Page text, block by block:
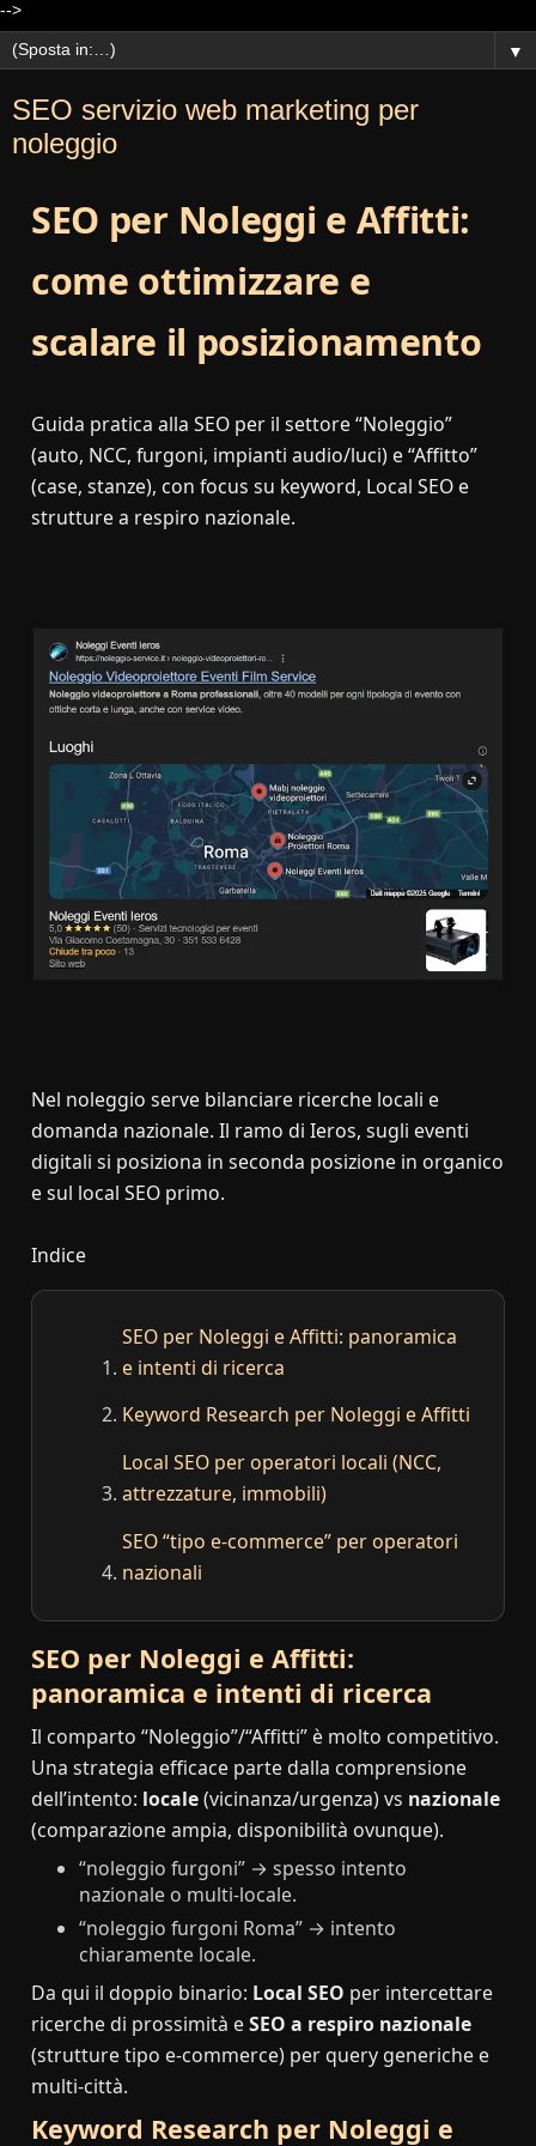
-->
▼
SEO servizio web marketing per
noleggio
SEO per Noleggi e Affitti:
come ottimizzare e
scalare il posizionamento
Guida pratica alla SEO per il settore “Noleggio”
(auto, NCC, furgoni, impianti audio/luci) e “Affitto”
(case, stanze), con focus su keyword, Local SEO e
strutture a respiro nazionale.
Nel noleggio serve bilanciare ricerche locali e
domanda nazionale. Il ramo di Ieros, sugli eventi
digitali si posiziona in seconda posizione in organico
e sul local SEO primo.
Indice
SEO per Noleggi e Affitti: panoramica
e intenti di ricerca
Keyword Research per Noleggi e Affitti
Local SEO per operatori locali (NCC,
attrezzature, immobili)
SEO “tipo e-commerce” per operatori
nazionali
SEO per Noleggi e Affitti:
panoramica e intenti di ricerca
Il comparto “Noleggio”/“Affitti” è molto competitivo.
Una strategia efficace parte dalla comprensione
dell’intento: locale(vicinanza/urgenza) vs nazionale
(comparazione ampia, disponibilità ovunque).
“noleggio furgoni” → spesso intento
nazionale o multi-locale.
“noleggio furgoni Roma” → intento
chiaramente locale.
Da qui il doppio binario: Local SEO per intercettare
ricerche di prossimità eSEO a respiro nazionale
(strutture tipo e-commerce) per query generiche e
multi-città.
Keyword Research per Noleggi e